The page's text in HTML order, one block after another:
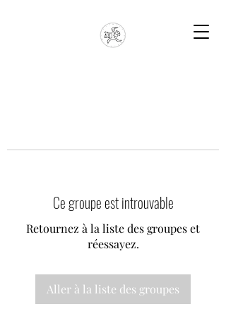
Ce groupe est introuvable
Retournez à la liste des groupes et
réessayez.
Aller à la liste des groupes